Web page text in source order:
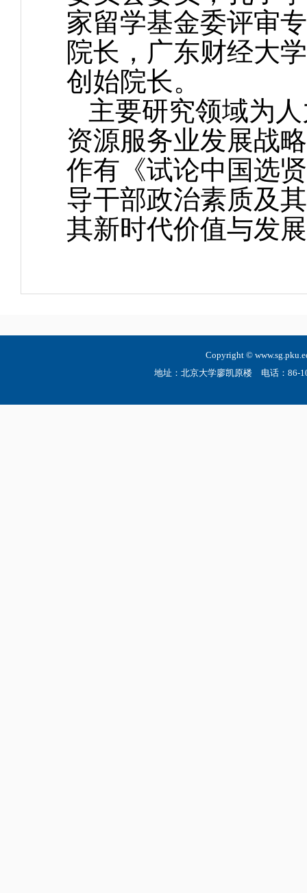
家留学基金委评审
院长，广东财经大
创始院长。
主要研究领域为
资源服务业发展战
作有《试论中国选
导干部政治素质及
其新时代价值与发
Copyright ©
地址：北京大学廖凯原楼 电话：86-